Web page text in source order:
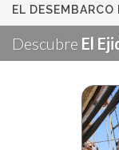
EL
Descubre El